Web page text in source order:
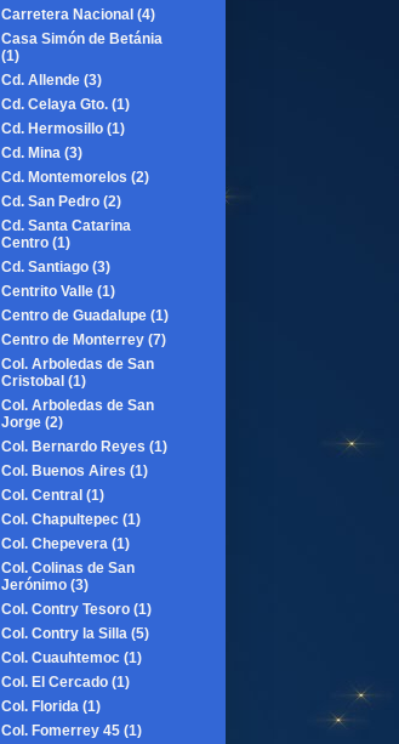
Carretera Nacional (4)
Casa Simón de Betánia
(1)
Cd. Allende (3)
Cd. Celaya Gto. (1)
Cd. Hermosillo (1)
Cd. Mina (3)
Cd. Montemorelos (2)
Cd. San Pedro (2)
Cd. Santa Catarina
Centro (1)
Cd. Santiago (3)
Centrito Valle (1)
Centro de Guadalupe (1)
Centro de Monterrey (7)
Col. Arboledas de San
Cristobal (1)
Col. Arboledas de San
Jorge (2)
Col. Bernardo Reyes (1)
Col. Buenos Aires (1)
Col. Central (1)
Col. Chapultepec (1)
Col. Chepevera (1)
Col. Colinas de San
Jerónimo (3)
Col. Contry Tesoro (1)
Col. Contry la Silla (5)
Col. Cuauhtemoc (1)
Col. El Cercado (1)
Col. Florida (1)
Col. Fomerrey 45 (1)